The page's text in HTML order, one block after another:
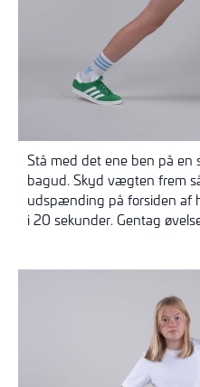
Stå med det ene ben på en
bagud. Skyd vægten frem
udspænding på forsiden af
i 20 sekunder. Gentag